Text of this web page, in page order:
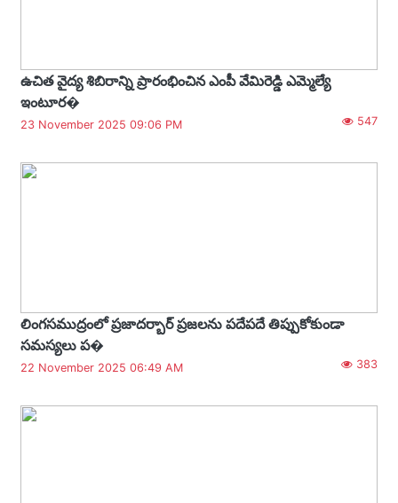
ఉచిత వైద్య శిబిరాన్ని ప్రారంభించిన ఎంపీ వేమిరెడ్డి ఎమ్మెల్యే
ఇంటూర�
23 November 2025 09:06 PM 547
లింగసముద్రంలో ప్రజాదర్బార్ ప్రజలను పదేపదే తిప్పుకోకుండా
సమస్యలు ప�
22 November 2025 06:49 AM 383